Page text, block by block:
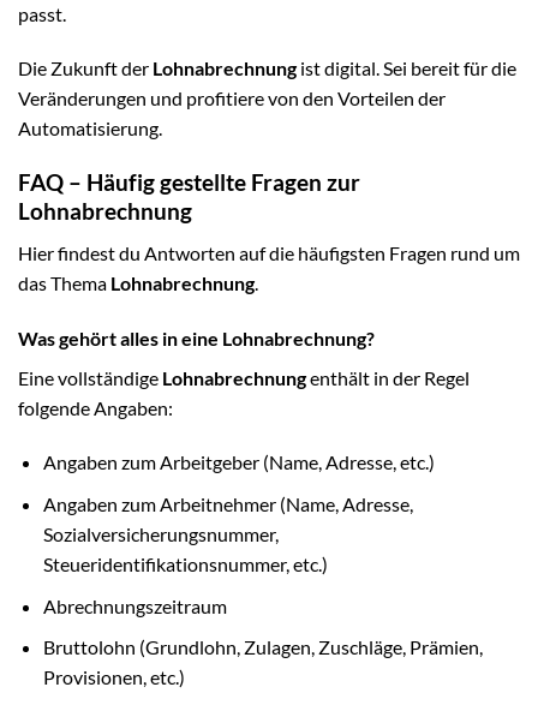
passt.
Die Zukunft der Lohnabrechnungist digital. Sei bereit für die
Veränderungen und profitiere von den Vorteilen der
Automatisierung.
FAQ – Häufig gestellte Fragen zur
Lohnabrechnung
Hier findest du Antworten auf die häufigsten Fragen rund um
das Thema Lohnabrechnung.
Was gehört alles in eine Lohnabrechnung?
Eine vollständige Lohnabrechnungenthält in der Regel
folgende Angaben:
Angaben zum Arbeitgeber (Name, Adresse, etc.)
Angaben zum Arbeitnehmer (Name, Adresse,
Sozialversicherungsnummer,
Steueridentifikationsnummer, etc.)
Abrechnungszeitraum
Bruttolohn (Grundlohn, Zulagen, Zuschläge, Prämien,
Provisionen, etc.)